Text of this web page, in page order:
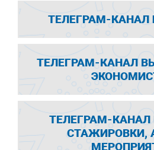
ТЕЛЕГРАМ-КАНАЛ
ТЕЛЕГРАМ-КАНАЛ
ТЕЛЕГРАМ-КАНАЛ
СТАЖИРОВКИ,